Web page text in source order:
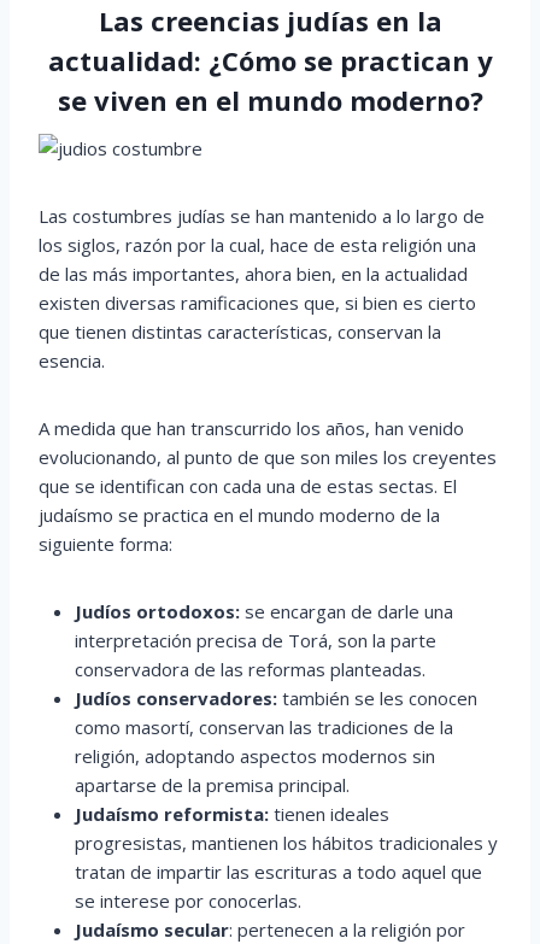
Las creencias judías en la
actualidad: ¿Cómo se practican y
se viven en el mundo moderno?
Las costumbres judías se han mantenido a lo largo de
los siglos, razón por la cual, hace de esta religión una
de las más importantes, ahora bien, en la actualidad
existen diversas ramificaciones que, si bien es cierto
que tienen distintas características, conservan la
esencia.
A medida que han transcurrido los años, han venido
evolucionando, al punto de que son miles los creyentes
que se identifican con cada una de estas sectas. El
judaísmo se practica en el mundo moderno de la
siguiente forma:
Judíos ortodoxos: se encargan de darle una
interpretación precisa de Torá, son la parte
conservadora de las reformas planteadas.
Judíos conservadores: también se les conocen
como masortí, conservan las tradiciones de la
religión, adoptando aspectos modernos sin
apartarse de la premisa principal.
Judaísmo reformista: tienen ideales
progresistas, mantienen los hábitos tradicionales y
tratan de impartir las escrituras a todo aquel que
se interese por conocerlas.
Judaísmo secular: pertenecen a la religión por